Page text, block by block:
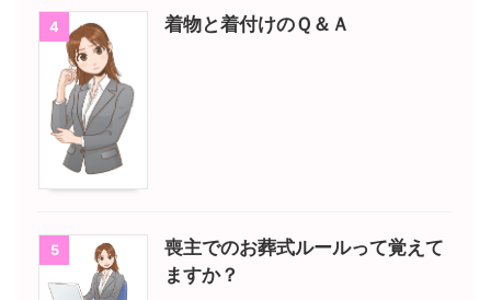
4 着物と着付けのＱ＆Ａ
5
喪主でのお葬式ルールって覚えて
ますか？